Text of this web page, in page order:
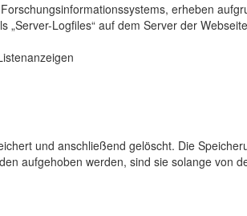
erheben
„Server-Logfiles“ auf dem Server der
und anschließend gelöscht. Die
aufgehoben werden, sind sie solange von